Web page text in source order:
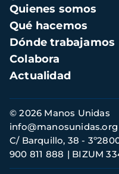
Navegación
principal
Quienes somos
Qué hacemos
Dónde trabajamos
Colabora
Actualidad
Información
de
contacto
© 2026 Manos Unidas
C/ Barquillo, 38 -
900 811 888
BIZUM
info@manosunidas.org